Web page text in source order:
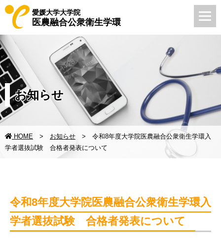
愛媛大学大学院
医農融合公衆衛生学環
お知らせ
HOME > お知らせ > 令和8年度大学院医農融合公衆衛生学環入
学者選抜試験 合格者発表について
令和8年度大学院医農融合公衆衛生学環入
学者選抜試験 合格者発表について